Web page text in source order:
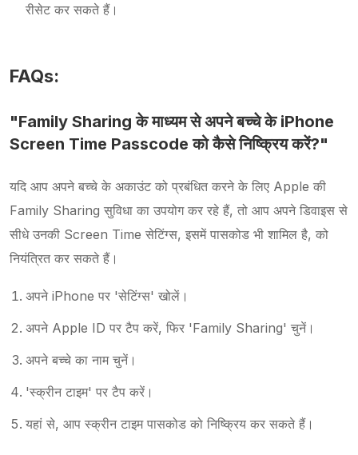
रीसेट कर सकते हैं।
FAQs:
"Family Sharing के माध्यम से अपने बच्चे के iPhone
Screen Time Passcode को कैसे निष्क्रिय करें?"
यदि आप अपने बच्चे के अकाउंट को प्रबंधित करने के लिए Apple की
Family Sharing सुविधा का उपयोग कर रहे हैं, तो आप अपने डिवाइस से
सीधे उनकी Screen Time सेटिंग्स, इसमें पासकोड भी शामिल है, को
नियंत्रित कर सकते हैं।
अपने iPhone पर 'सेटिंग्स' खोलें।
अपने Apple ID पर टैप करें, फिर 'Family Sharing' चुनें।
अपने बच्चे का नाम चुनें।
'स्क्रीन टाइम' पर टैप करें।
यहां से, आप स्क्रीन टाइम पासकोड को निष्क्रिय कर सकते हैं।